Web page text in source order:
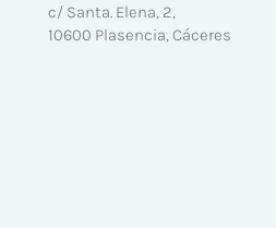
c/ Santa. Elena, 2,
10600 Plasencia, Cáceres